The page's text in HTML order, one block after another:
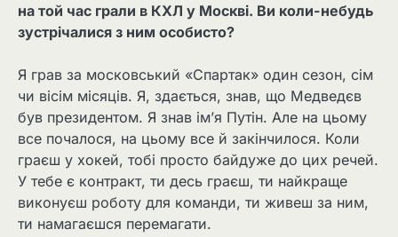
на той час грали в КХЛ у Москві. Ви коли-небудь
зустрічалися з ним особисто?
Я грав за московський «Спартак» один сезон, сім
чи вісім місяців. Я, здається, знав, що Медведєв
був президентом. Я знав ім’я Путін. Але на цьому
все почалося, на цьому все й закінчилося. Коли
граєш у хокей, тобі просто байдуже до цих речей.
У тебе є контракт, ти десь граєш, ти найкраще
виконуєш роботу для команди, ти живеш за ним,
ти намагаєшся перемагати.